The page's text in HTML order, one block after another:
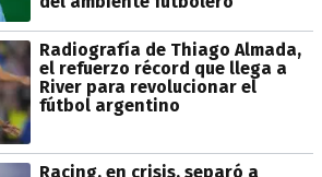
Radiografía de Thiago Almada,
el refuerzo récord que llega a
River para revolucionar el
fútbol argentino
Racing, en crisis, separó a